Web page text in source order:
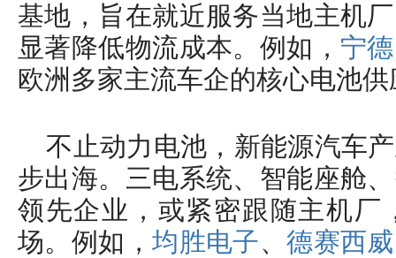
基地，旨在就近服务当地主机
显著降低物流成本。例如， 宁
欧洲多家主流车企的核心电池
不止动力电池，新能源汽车
步出海。三电系统、智能座舱
领先企业，或紧密跟随主机厂
场。例如，均胜电子、德赛西威